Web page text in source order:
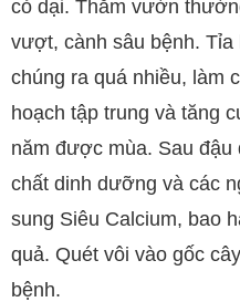
cỏ dại. Thăm vườn
vượt, cành sâu bệnh.
chúng ra quá nhiều, làm
hoạch tập trung và tăng
năm được mùa. Sau đậu
chất dinh dưỡng và các
sung Siêu Calcium, bao
quả. Quét vôi vào gốc
bệnh.